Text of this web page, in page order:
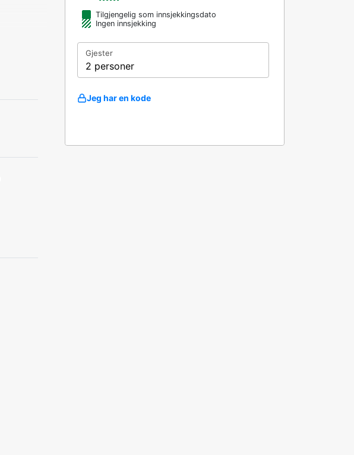
Tilgjengelig som innsjekkingsdato
Ingen innsjekking
Gjester
2 personer
Jeg har en kode